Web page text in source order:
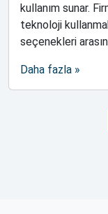
kullanım sunar.
teknoloji
seçenekleri
Daha fazla »